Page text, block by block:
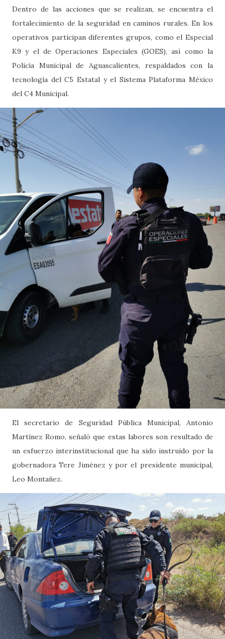
Dentro de las acciones que se realizan, se encuentra el
fortalecimiento de la seguridad en caminos rurales. En los
operativos participan diferentes grupos, como el Especial
K9 y el de Operaciones Especiales (GOES), así como la
Policía Municipal de Aguascalientes, respaldados con la
tecnología del C5 Estatal y el Sistema Plataforma México
del C4 Municipal.
El secretario de Seguridad Pública Municipal, Antonio
Martínez Romo, señaló que estas labores son resultado de
un esfuerzo interinstitucional que ha sido instruido por la
gobernadora Tere Jiménez y por el presidente municipal,
Leo Montañez.